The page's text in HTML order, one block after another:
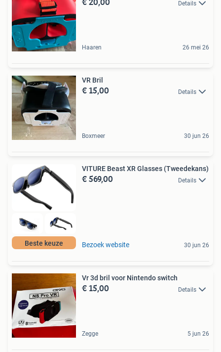
Details
Haaren 26 mei 26
VR Bril
€ 15,00 Details
Boxmeer 30 jun 26
Beste keuze
VITURE Beast XR Glasses (Tweedekans)
€ 569,00 Details
Bezoek website 30 jun 26
Vr 3d bril voor Nintendo switch
€ 15,00 Details
Zegge 5 jun 26